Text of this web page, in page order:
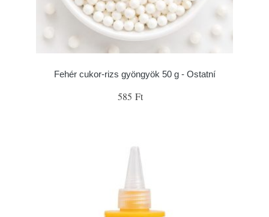
Fehér cukor-rizs gyöngyök 50 g - Ostatní
585 Ft